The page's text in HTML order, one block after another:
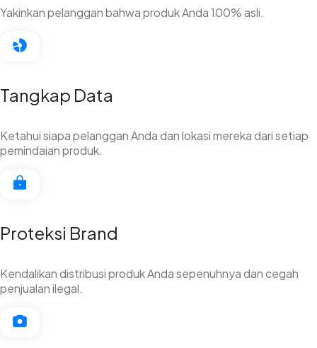
Yakinkan pelanggan bahwa produk Anda 100% asli.
Tangkap Data
Ketahui siapa pelanggan Anda dan lokasi mereka dari setiap
pemindaian produk.
Proteksi Brand
Kendalikan distribusi produk Anda sepenuhnya dan cegah
penjualan ilegal.